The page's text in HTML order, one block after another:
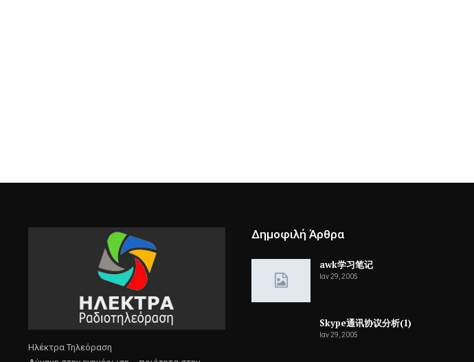
Ηλέκτρα Τηλεόραση
Δημοφιλή Άρθρα
awk学习笔记
Ιαν 29, 2005
Skype通讯协议分析(1)
Ιαν 29, 2005